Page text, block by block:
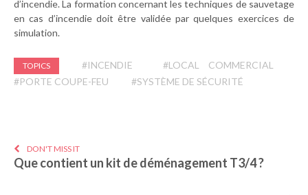
d’incendie. La formation concernant les techniques de sauvetage
en cas d’incendie doit être validée par quelques exercices de
simulation.
TOPICS #INCENDIE
#LOCAL COMMERCIAL
#PORTE COUPE-FEU
#SYSTÈME DE SÉCURITÉ
DON'T MISS IT
Que contient un kit de déménagement T3/4 ?